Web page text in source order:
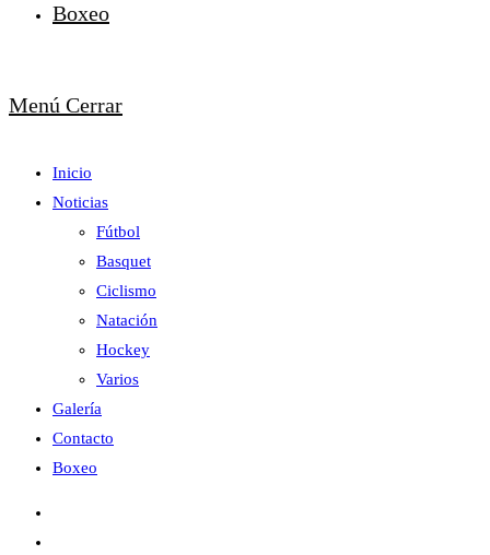
Boxeo
Menú Cerrar
Inicio
Noticias
Fútbol
Basquet
Ciclismo
Natación
Hockey
Varios
Galería
Contacto
Boxeo